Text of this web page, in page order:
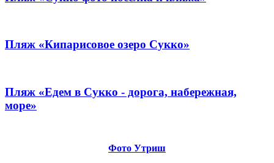
Пляж «Кипарисовое озеро Сукко»
Пляж «Едем в Сукко - дорога, набережная,
море»
Фото Утриш